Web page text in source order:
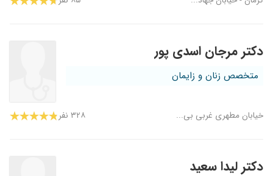
دکتر مرجان اسدی پور
متخصص زنان و زایمان
خیابان مطهری غربی بی... ۳۲۸ نفر
دکتر لیدا سعید